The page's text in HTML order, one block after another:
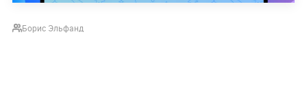
Борис Эльфанд